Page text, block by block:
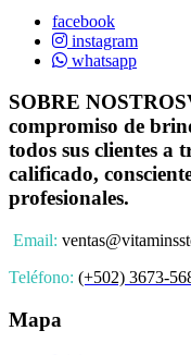
facebook
instagram
whatsapp
SOBRE NOSTROS
compromiso de
todos sus clientes a
calificado,
profesionales.
Email:
Teléfono: (+502) 3673-
Mapa